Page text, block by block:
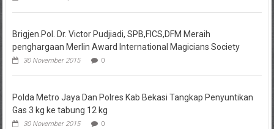
Brigjen.Pol. Dr. Victor Pudjiadi, SPB,FICS,DFM Meraih
penghargaan Merlin Award International Magicians Society
30 November 2015 0
Polda Metro Jaya Dan Polres Kab Bekasi Tangkap Penyuntikan
Gas 3 kg ke tabung 12 kg
30 November 2015 0